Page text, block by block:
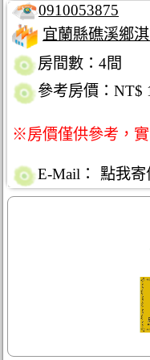
0910053875
宜蘭縣礁溪鄉
房間數：4間
參考房價：NT$
※房價僅供參考，
E-Mail： 點我寄